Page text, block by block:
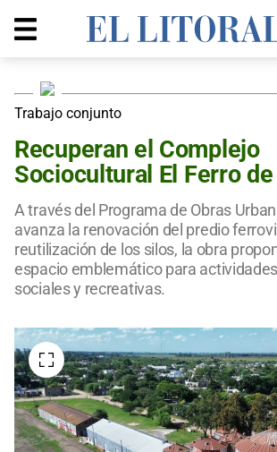
Trabajo conjunto
Recuperan el Complejo
Sociocultural El Ferro
A través del Programa de Obras
avanza la renovación del predio
reutilización de los silos, la obra
espacio emblemático para
sociales y recreativas.